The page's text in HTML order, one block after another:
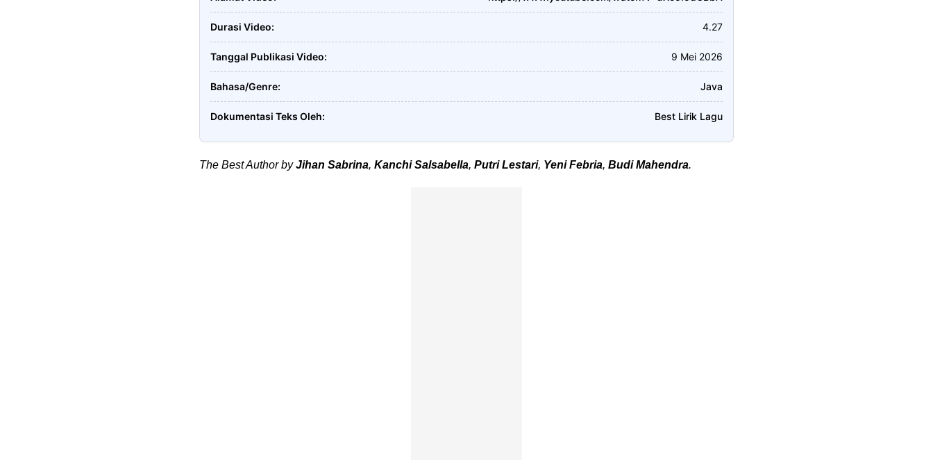
Durasi Video 4.27
Tanggal Publikasi Video 9 Mei 2026
Bahasa/Genre Java
Dokumentasi Teks Oleh Best Lirik Lagu
The Best Author byJihan Sabrina, Kanchi Salsabella, Putri Lestari, Yeni Febria, Budi Mahendra.